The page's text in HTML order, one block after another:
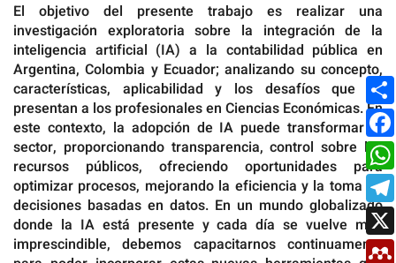
El objetivo del presente trabajo es realizar una
investigación exploratoria sobre la integración de la
inteligencia artificial (IA) a la contabilidad pública en
Argentina, Colombia y Ecuador; analizando su concepto,
características, aplicabilidad y los desafíos que se
presentan a los profesionales en Ciencias Económicas. En
este contexto, la adopción de IA puede transformar el
sector, proporcionando transparencia, control sobre los
recursos públicos, ofreciendo oportunidades para
optimizar procesos, mejorando la eficiencia y la toma de
decisiones basadas en datos. En un mundo globalizado
donde la IA está presente y cada día se vuelve más
imprescindible, debemos capacitarnos continuamente